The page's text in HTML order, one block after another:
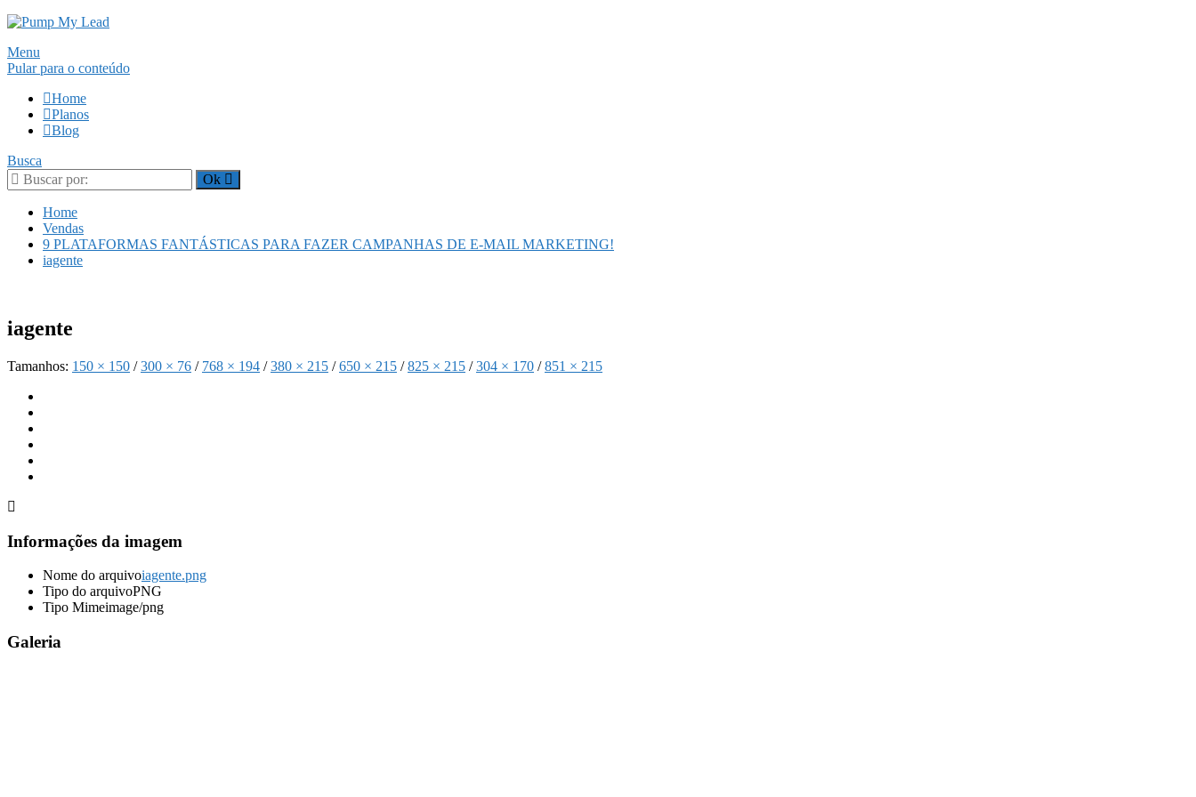
Menu
Pular para o conteúdo
Home
Planos
Blog
Busca
Home
Vendas
9 PLATAFORMAS FANTÁSTICAS PARA FAZER CAMPANHAS DE E-MAIL MARKETING!
iagente
iagente
Tamanhos: 150 × 150 / 300 × 76 / 768 × 194 / 380 × 215 / 650 × 215 / 825 × 215 / 304 × 170 / 851 × 215
Informações da imagem
Nome do arquivoiagente.png
Tipo do arquivoPNG
Tipo Mimeimage/png
Galeria